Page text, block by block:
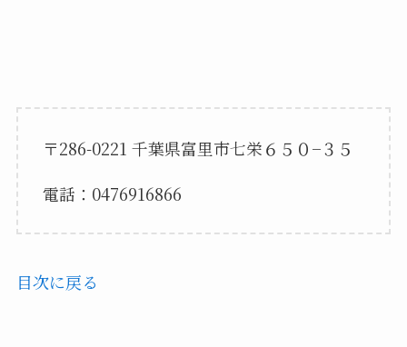
〒286-0221 千葉県富里市七栄６５０−３５
電話：0476916866
目次に戻る